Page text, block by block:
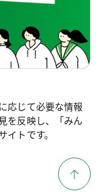
応じて必要な情報
を反映し、「みん
トです。